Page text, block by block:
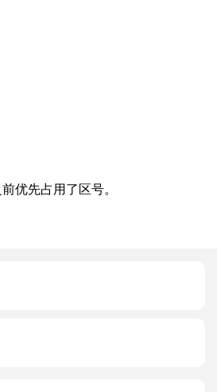
优先占用了区号。